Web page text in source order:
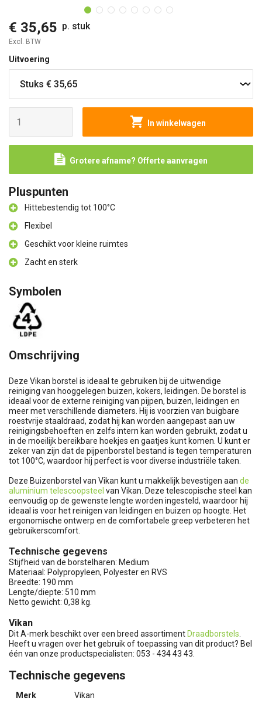
€ 35,65 p. stuk
Excl. BTW
Uitvoering
In winkelwagen
Grotere afname? Offerte aanvragen
Pluspunten
Hittebestendig tot 100°C
Flexibel
Geschikt voor kleine ruimtes
Zacht en sterk
Symbolen
Omschrijving
Deze Vikan borstel is ideaal te gebruiken bij de uitwendige
reiniging van hooggelegen buizen, kokers, leidingen. De borstel is
ideaal voor de externe reiniging van pijpen, buizen, leidingen en
meer met verschillende diameters. Hij is voorzien van buigbare
roestvrije staaldraad, zodat hij kan worden aangepast aan uw
reinigingsbehoeften en zelfs intern kan worden gebruikt, zodat u
in de moeilijk bereikbare hoekjes en gaatjes kunt komen. U kunt er
zeker van zijn dat de pijpenborstel bestand is tegen temperaturen
tot 100°C, waardoor hij perfect is voor diverse industriële taken.
Deze Buizenborstel van Vikan kunt u makkelijk bevestigen aan de
aluminium telescoopsteel van Vikan. Deze telescopische steel kan
eenvoudig op de gewenste lengte worden ingesteld, waardoor hij
ideaal is voor het reinigen van leidingen en buizen op hoogte. Het
ergonomische ontwerp en de comfortabele greep verbeteren het
gebruikerscomfort.
Technische gegevens
Stijfheid van de borstelharen: Medium
Materiaal: Polypropyleen, Polyester en RVS
Breedte: 190 mm
Lengte/diepte: 510 mm
Netto gewicht: 0,38 kg.
Vikan
Dit A-merk beschikt over een breed assortiment Draadborstels
Heeft u vragen over het gebruik of toepassing van dit product? Bel
één van onze productspecialisten: 053 - 434 43 43.
Technische gegevens
Merk Vikan